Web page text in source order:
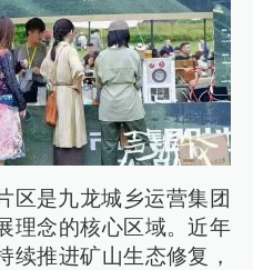
区是九龙城乡运营集团
理念的核心区域。近年
续推进矿山生态修复，